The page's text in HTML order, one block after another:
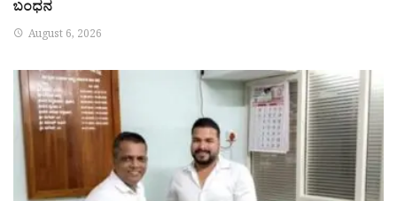
ಬಂಧನ
August 6, 2026